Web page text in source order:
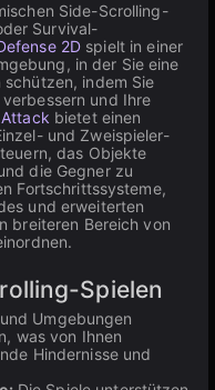
Side-Scrolling-
Survival-
2D spielt in einer
in der Sie eine
indem Sie
und Ihre
bietet einen
und Zweispieler-
das Objekte
die Gegner zu
Fortschrittssysteme,
und erweiterten
breiteren Bereich von
Spielen
Umgebungen
was von Ihnen
Hindernisse und